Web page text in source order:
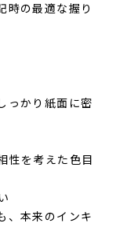
時の最適な握り
っかり紙面に密
性を考えた色目
、本来のインキ